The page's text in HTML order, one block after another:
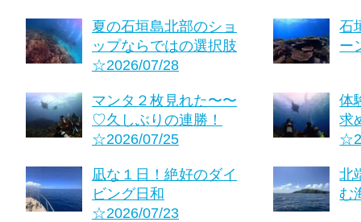
夏の石垣島北部のショ
ップならではの選択肢
☆2026/07/28
石
ー
マンタ２枚見れた〜〜
♡久しぶりの連勝！
☆2026/07/25
体
求
凪な１日！絶好のダイ
ビング日和
☆2026/07/23
北
む